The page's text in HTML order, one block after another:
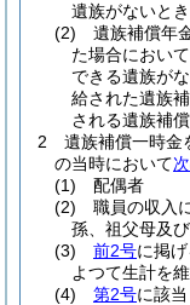
遺族がないとき
(2)
遺族補償年
た場合におい
できる遺族が
給された遺族
される遺族補
2
遺族補償一時金
の当時において
(1)
配偶者
(2)
職員の収入
孫、祖父母及
(3)
前2号に掲
よつて生計を
(4)
第2号に該